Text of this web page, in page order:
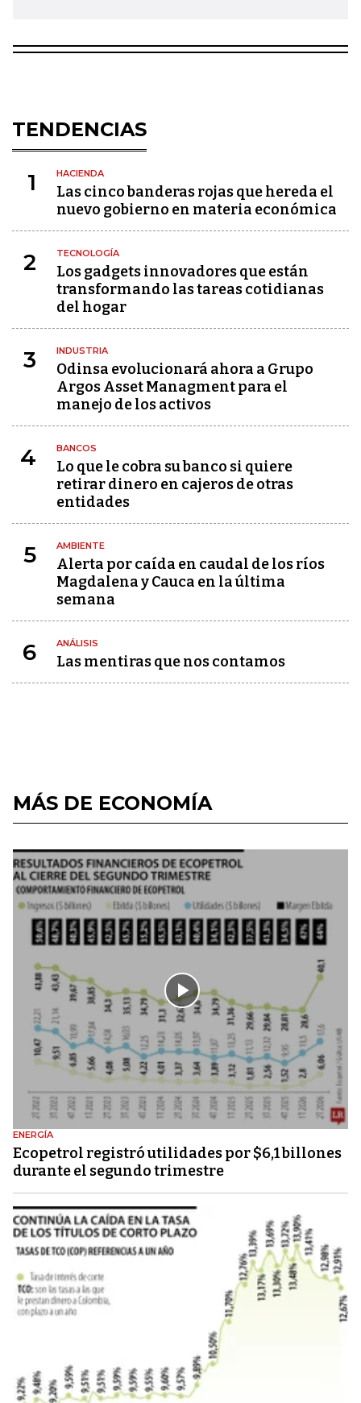
TENDENCIAS
1 HACIENDA
Las cinco banderas rojas que hereda el
nuevo gobierno en materia económica
2 TECNOLOGÍA
Los gadgets innovadores que están
transformando las tareas cotidianas
del hogar
3 INDUSTRIA
Odinsa evolucionará ahora a Grupo
Argos Asset Managment para el
manejo de los activos
4 BANCOS
Lo que le cobra su banco si quiere
retirar dinero en cajeros de otras
entidades
5 AMBIENTE
Alerta por caída en caudal de los ríos
Magdalena y Cauca en la última
semana
6 ANÁLISIS
Las mentiras que nos contamos
MÁS DE ECONOMÍA
ENERGÍA
Ecopetrol registró utilidades por $6,1 billones
durante el segundo trimestre